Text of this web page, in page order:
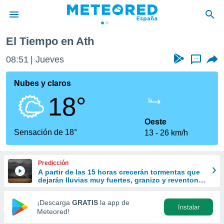
de
por
que se
calidad.
a este
las
y
forma
digital
basada
El Tiempo en Ath
08:51 Jueves ...
Nubes y claros
18°
Sensación de 18°
Oeste
13
26 km/h
Predicción
A partir de las 15 horas crecerán tormentas que
dejarán lluvias muy fuertes, granizo y reventones
¡Descarga GRATIS la app de
Meteored!
Instalar